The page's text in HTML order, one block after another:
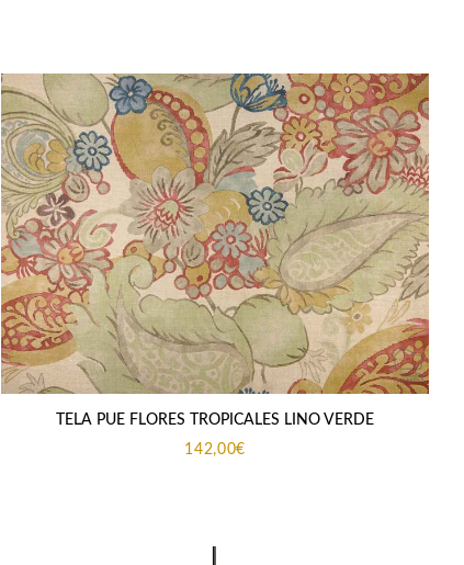
TELA PUE FLORES TROPICALES LINO VERDE
142,00€